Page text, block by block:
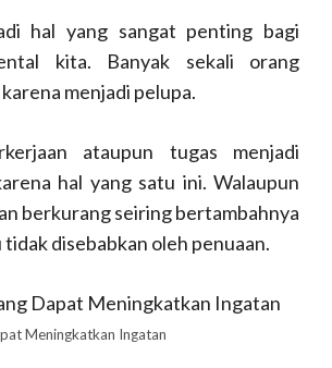
hal yang sangat penting bagi
kita. Banyak sekali orang
menjadi pelupa.
ataupun tugas menjadi
hal yang satu ini. Walaupun
berkurang seiring bertambahnya
tidak disebabkan oleh penuaan.
Meningkatkan Ingatan